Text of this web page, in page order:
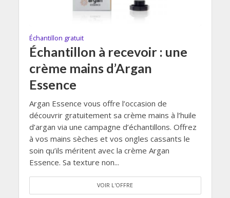
Échantillon gratuit
Échantillon à recevoir : une
crème mains d’Argan
Essence
Argan Essence vous offre l’occasion de
découvrir gratuitement sa crème mains à l’huile
d’argan via une campagne d’échantillons. Offrez
à vos mains sèches et vos ongles cassants le
soin qu’ils méritent avec la crème Argan
Essence. Sa texture non...
VOIR L'OFFRE